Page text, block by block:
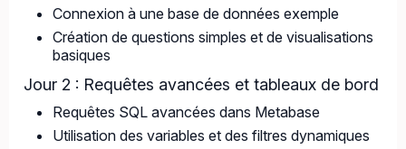
Connexion à une base de données exemple
Création de questions simples et de visualisations
basiques
Jour 2 : Requêtes avancées et tableaux de bord
Requêtes SQL avancées dans Metabase
Utilisation des variables et des filtres dynamiques